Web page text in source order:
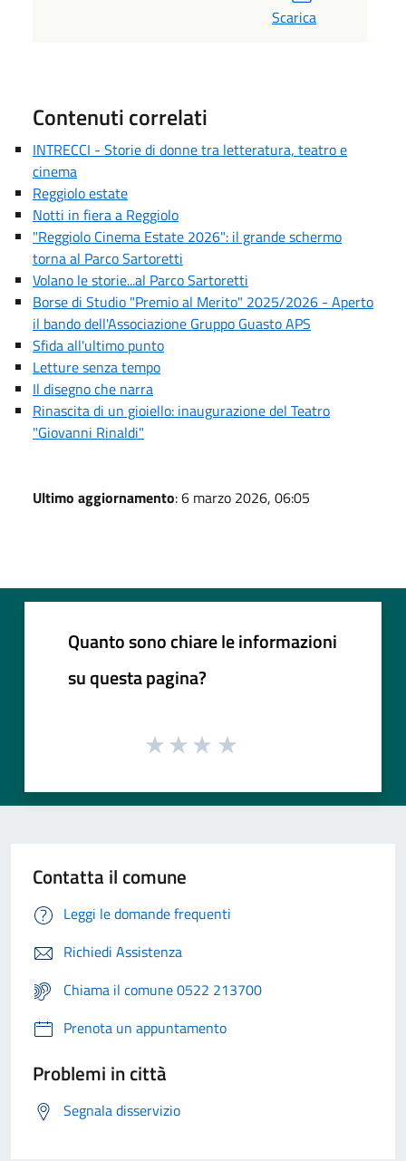
Scarica
Contenuti correlati
INTRECCI - Storie di donne tra letteratura, teatro e
cinema
Reggiolo estate
Notti in fiera a Reggiolo
"Reggiolo Cinema Estate 2026": il grande schermo
torna al Parco Sartoretti
Volano le storie...al Parco Sartoretti
Borse di Studio "Premio al Merito" 2025/2026 - Aperto
il bando dell'Associazione Gruppo Guasto APS
Sfida all'ultimo punto
Letture senza tempo
Il disegno che narra
Rinascita di un gioiello: inaugurazione del Teatro
"Giovanni Rinaldi"
Ultimo aggiornamento: 6 marzo 2026, 06:05
Quanto sono chiare le informazioni
su questa pagina?
Contatta il comune
Leggi le domande frequenti
Richiedi Assistenza
Chiama il comune 0522 213700
Prenota un appuntamento
Problemi in città
Segnala disservizio